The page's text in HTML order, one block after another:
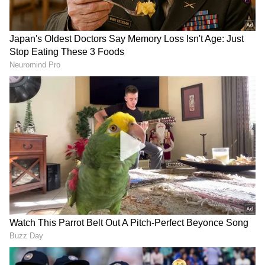
ರಾಜ್ಯ ಪೊಲೀಸ್‌ ನೇಮಕಾತಿ ವಿಭಾಗದ ಎಡಿಜಿಪಿ ಆಗಿದ್ದ
ಅಮೃತ್‌ ಪೌಲ್, ಪಿಎಸ್‌ಐ ನೇಮಕಾತಿ ಪರೀಕ್ಷೆಯ ಉತ್ತರ
ಬೆಂಗಳೂರಿಗೆ ಪ್ರವಾಸಿಗಳಂತೆ
ಮಾಡುವ ಕೇರಳ ಸ್ಮಗ್ಲರ್ಸ್;
ಭರ್ಜರಿ 82 ಕೆಜಿ ಗಂಧ ಜಪ್ತಿ!
ಫಂಡಿಂಗ್ ಜಾಲ ಪತ್ತೆ, ವಿದೇಶದಲ್ಲಿ
ಲೆಕ್ಕವಿಲ್ಲದಷ್ಟು ಆಸ್ತಿ!